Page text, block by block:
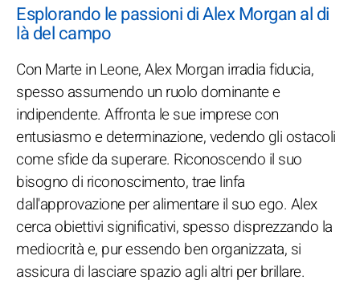
Esplorando le passioni di Alex Morgan al di
là del campo
Con Marte in Leone, Alex Morgan irradia fiducia,
spesso assumendo un ruolo dominante e
indipendente. Affronta le sue imprese con
entusiasmo e determinazione, vedendo gli ostacoli
come sfide da superare. Riconoscendo il suo
bisogno di riconoscimento, trae linfa
dall'approvazione per alimentare il suo ego. Alex
cerca obiettivi significativi, spesso disprezzando la
mediocrità e, pur essendo ben organizzata, si
assicura di lasciare spazio agli altri per brillare.